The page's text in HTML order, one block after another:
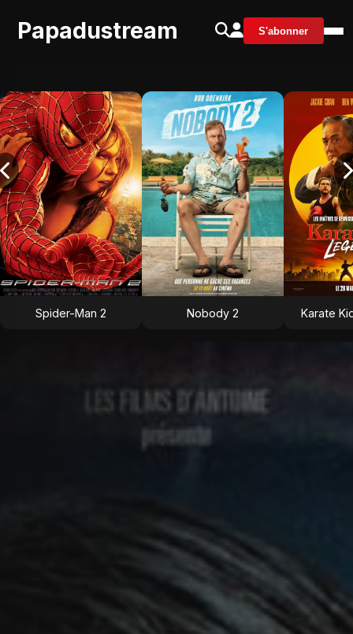
Papadustream S'abonner
Spider-Man 2 Nobody 2 Karate